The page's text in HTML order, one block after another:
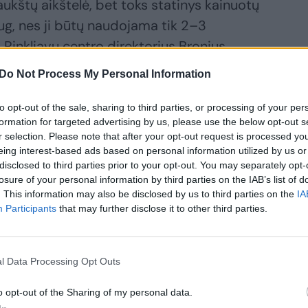
Do Not Process My Personal Information
opt-out of the sale, sharing to third parties, or processing of your
for targeted advertising by us, please use the below opt-out
selection. Please note that after your opt-out request is processed
interest-based ads based on personal information utilized by us
to third parties prior to your opt-out. You may separately
of your personal information by third parties on the IAB’s list of
This information may also be disclosed by us to third parties on the
Participants that may further disclose it to other third parties.
Data Processing Opt Outs
opt-out of the Sharing of my personal data.
aikštelė, bet toks statinys kainuotų
nes ji būtų naudojama tik 2–3
centro direktorius Bronius
šiltą vasarą buvo sulaukta tik 6 vakarų,
ir teko uždaryti jos vartus. Ji
šalia esančioje Koncertų salėje
uždaroma, nes nuo rugsėjo
stovėjimas Palangoje yra
pakanka mieste.